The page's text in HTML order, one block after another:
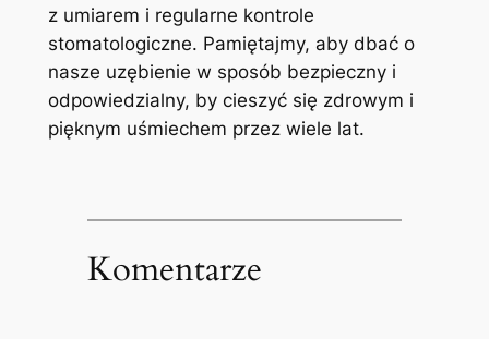
z⁤ umiarem ​i ⁤regularne kontrole
stomatologiczne. Pamiętajmy, ‍aby dbać o
‌nasze uzębienie w sposób bezpieczny i
odpowiedzialny, by cieszyć ⁣się zdrowym i
pięknym⁢ uśmiechem przez wiele lat.
Komentarze